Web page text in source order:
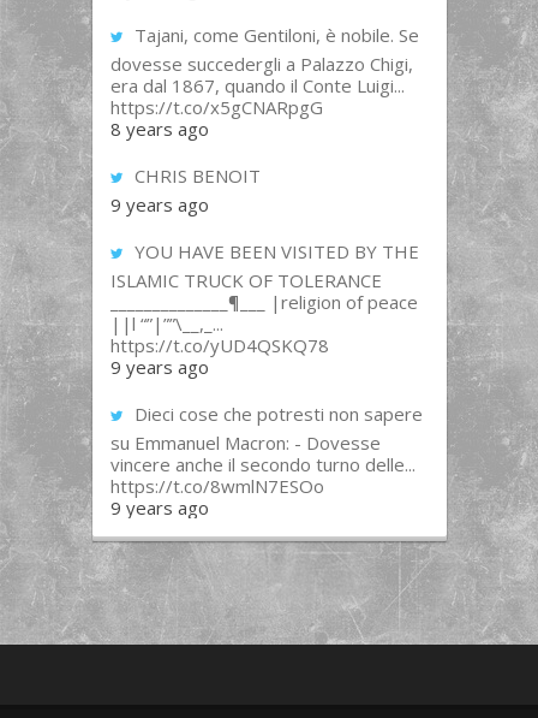
Tajani, come Gentiloni, è nobile. Se
dovesse succedergli a Palazzo Chigi,
era dal 1867, quando il Conte Luigi...
https://t.co/x5gCNARpgG
8 years ago
CHRIS BENOIT
9 years ago
YOU HAVE BEEN VISITED BY THE
ISLAMIC TRUCK OF TOLERANCE
______________¶___ |religion of peace
||l “”|””\__,_...
https://t.co/yUD4QSKQ78
9 years ago
Dieci cose che potresti non sapere
su Emmanuel Macron: - Dovesse
vincere anche il secondo turno delle...
https://t.co/8wmlN7ESOo
9 years ago